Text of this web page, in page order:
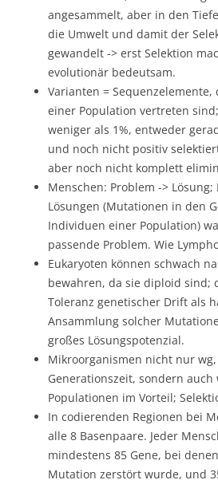
angesammelt, aber in den
die Umwelt und damit der
gewandelt -> erst Selektion
evolutionär bedeutsam.
Varianten =
einer Population vertreten
weniger als 1%, entweder
und noch nicht positiv
aber noch nicht komplett
Menschen: Problem ->
Lösungen (Mutationen in den
Individuen einer Population)
passende Problem. Wie
Eukaryoten können schwach
bewahren, da sie diploid sind;
Toleranz genetischer Drift als
Ansammlung solcher
großes Lösungspotenzial.
Mikroorganismen nicht nur
Generationszeit, sondern auch
Populationen im Vorteil;
In codierenden Regionen bei
alle 8 Basenpaare. Jeder
mindestens 85 Gene, bei
Mutation zerstört wurde, und